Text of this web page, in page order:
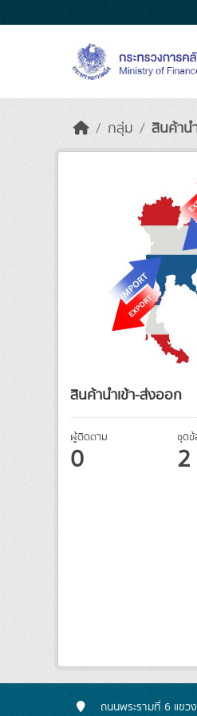
กลุ่ม สินค้าน
สินค้านำเข้า-ส่งออก
ผู้ติดตาม
0
ชุด
2
ถนนพระรามที่ 6 แข